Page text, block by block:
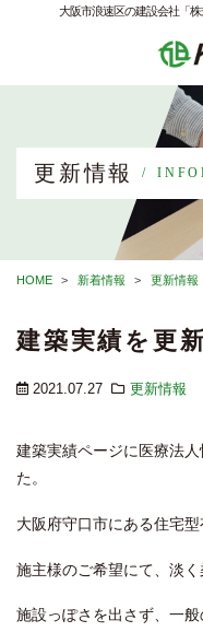
大阪市浪速区の建設会社「
更新情報
HOME 新着情報 更新情報
建築実績を更
2021.07.27 更新情報
建築実績ページに医療法
た。
大阪府守口市にある住宅型
施主様のご希望にて、淡く
施設っぽさを出さず、一